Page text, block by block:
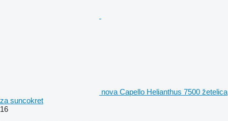
nova Capello Helianthus 7500 žetelica
za suncokret
16